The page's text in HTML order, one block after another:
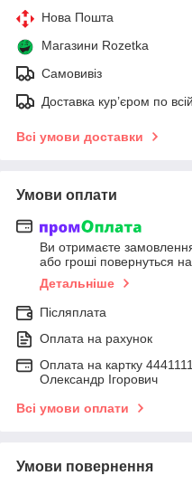
Нова Пошта
Магазини Rozetka
Самовивіз
Доставка кур’єром по
Всі умови доставки
Умови оплати
Ви отримаєте
або гроші повернуться
Детальніше
Післяплата
Оплата на рахунок
Оплата на картку
Олександр Ігорович
Всі умови оплати
Умови повернення